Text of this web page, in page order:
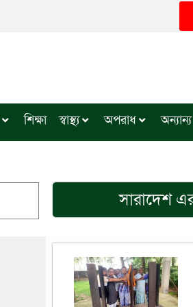
শিক্ষা স্বাস্থ্য অপরাধ অন্যান্য
সারাদেশএর